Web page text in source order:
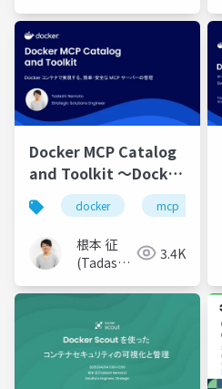
Docker MCP Catalog
and Toolkit 〜Docker
コンテナで実現する、
簡単・安全な MCP サー
バーの管理〜
docker mcp
根本 征
(Tadashi
3.4K